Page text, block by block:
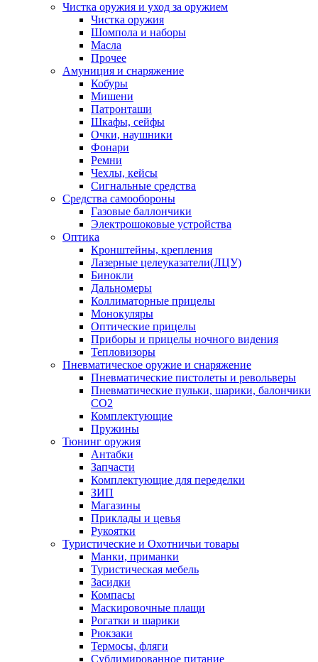
Чистка оружия и уход за оружием
Чистка оружия
Шомпола и наборы
Масла
Прочее
Амуниция и снаряжение
Кобуры
Мишени
Патронташи
Шкафы, сейфы
Очки, наушники
Фонари
Ремни
Чехлы, кейсы
Сигнальные средства
Средства самообороны
Газовые баллончики
Электрошоковые устройства
Оптика
Кронштейны, крепления
Лазерные целеуказатели(ЛЦУ)
Бинокли
Дальномеры
Коллиматорные прицелы
Монокуляры
Оптические прицелы
Приборы и прицелы ночного видения
Тепловизоры
Пневматическое оружие и снаряжение
Пневматические пистолеты и револьверы
Пневматические пульки, шарики, балончики
CO2
Комплектующие
Пружины
Тюнинг оружия
Антабки
Запчасти
Комплектующие для переделки
ЗИП
Магазины
Приклады и цевья
Рукоятки
Туристические и Охотничьи товары
Манки, приманки
Туристическая мебель
Засидки
Компасы
Маскировочные плащи
Рогатки и шарики
Рюкзаки
Термосы, фляги
Сублимированное питание